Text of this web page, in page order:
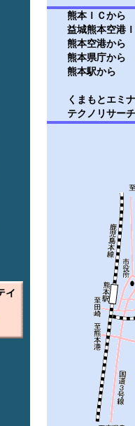
熊本ＩＣから
益城熊本空港Ｉ
熊本空港から
熊本県庁から
熊本駅から
くまもとエミナ
テクノリサーチ